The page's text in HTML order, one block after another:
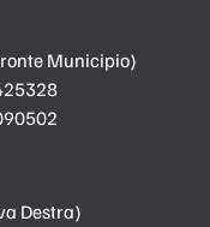
Municipio)
Destra)